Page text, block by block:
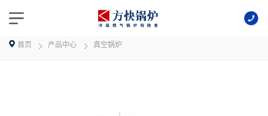
首页 产品中心 真空锅炉